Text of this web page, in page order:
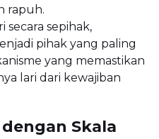
rapuh.
secara sepihak,
pihak yang paling
yang memastikan
lari dari kewajiban
Skala